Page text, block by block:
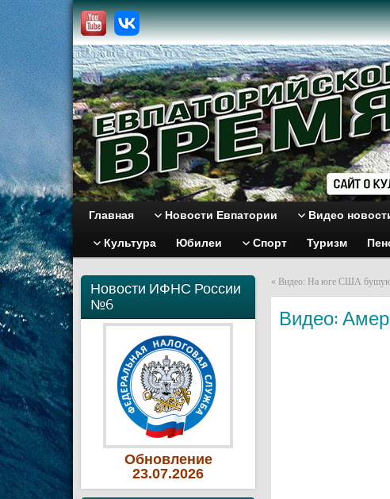
Главная Новости Евпатории Видео
Культура Юбилеи Спорт Туризм
Новости ИФНС России
№6
Обновление
23.07.2026
« Видео: На юге США
Видео: